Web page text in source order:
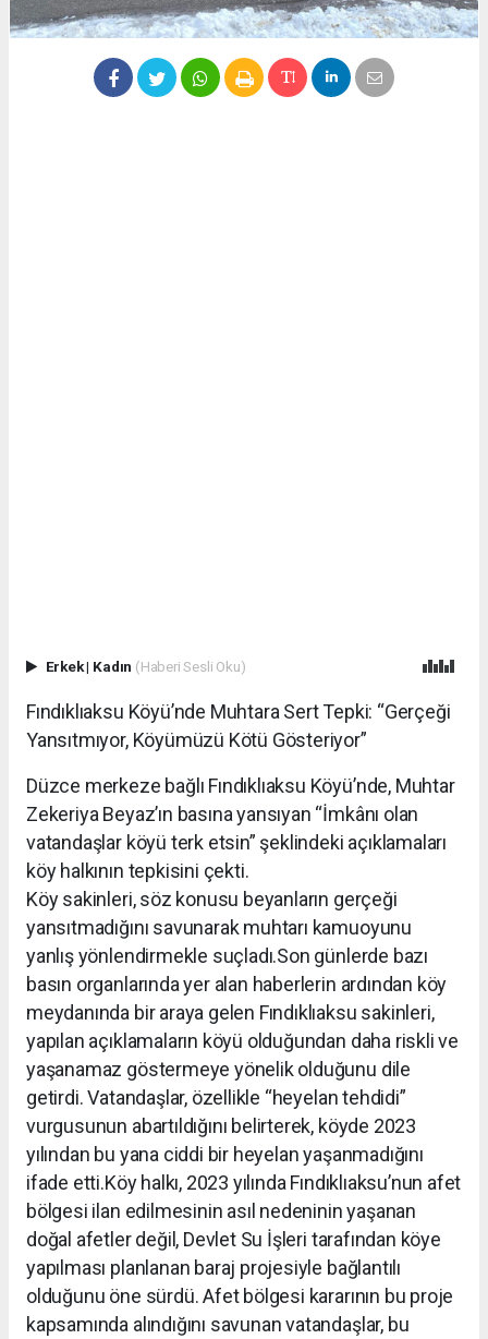
Erkek| Kadın (Haberi Sesli Oku)
Fındıklıaksu Köyü’nde Muhtara Sert Tepki: “Gerçeği
Yansıtmıyor, Köyümüzü Kötü Gösteriyor”
Düzce merkeze bağlı Fındıklıaksu Köyü’nde, Muhtar
Zekeriya Beyaz’ın basına yansıyan “İmkânı olan
vatandaşlar köyü terk etsin” şeklindeki açıklamaları
köy halkının tepkisini çekti.
Köy sakinleri, söz konusu beyanların gerçeği
yansıtmadığını savunarak muhtarı kamuoyunu
yanlış yönlendirmekle suçladı.Son günlerde bazı
basın organlarında yer alan haberlerin ardından köy
meydanında bir araya gelen Fındıklıaksu sakinleri,
yapılan açıklamaların köyü olduğundan daha riskli ve
yaşanamaz göstermeye yönelik olduğunu dile
getirdi. Vatandaşlar, özellikle “heyelan tehdidi”
vurgusunun abartıldığını belirterek, köyde 2023
yılından bu yana ciddi bir heyelan yaşanmadığını
ifade etti.Köy halkı, 2023 yılında Fındıklıaksu’nun afet
bölgesi ilan edilmesinin asıl nedeninin yaşanan
doğal afetler değil, Devlet Su İşleri tarafından köye
yapılması planlanan baraj projesiyle bağlantılı
olduğunu öne sürdü. Afet bölgesi kararının bu proje
kapsamında alındığını savunan vatandaşlar, bu